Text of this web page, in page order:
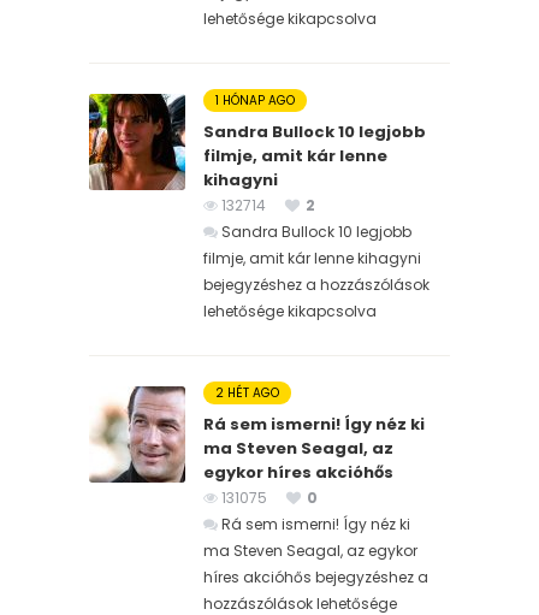
lehetősége kikapcsolva
1 HÓNAP AGO
Sandra Bullock 10 legjobb
filmje, amit kár lenne
kihagyni
132714
2
Sandra Bullock 10 legjobb
filmje, amit kár lenne kihagyni
bejegyzéshez a hozzászólások
lehetősége kikapcsolva
2 HÉT AGO
Rá sem ismerni! Így néz ki
ma Steven Seagal, az
egykor híres akcióhős
131075
0
Rá sem ismerni! Így néz ki
ma Steven Seagal, az egykor
híres akcióhős bejegyzéshez a
hozzászólások lehetősége